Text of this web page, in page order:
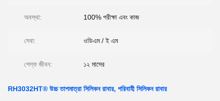
অবস্থা: 100% পরীক্ষা এবং কাজ
সেবা: ওডিএম / ই এম
শেল্ফ জীবন: ১২ মাসের
RH3032HT® উচ্চ তাপমাত্রা সিলিকন রাবার, পরিবাহী সিলিকন রাবার